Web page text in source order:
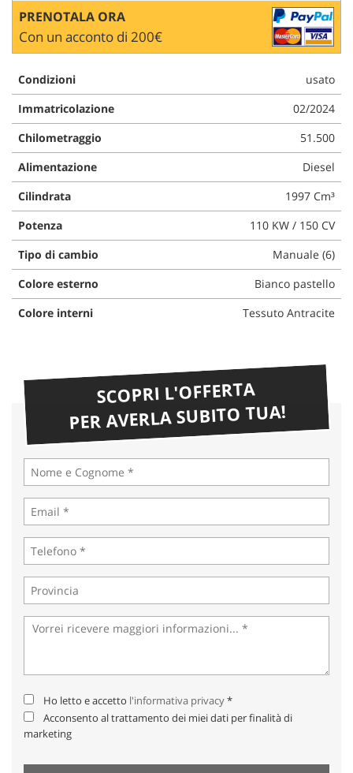
PRENOTALA ORA
Con un acconto di 200€
Condizioni
usato
Immatricolazione
02/2024
Chilometraggio
51.500
Alimentazione
Diesel
Cilindrata
1997 Cm³
Potenza
110 KW / 150 CV
Tipo di cambio
Manuale (6)
Colore esterno
Bianco pastello
Colore interni
Tessuto Antracite
SCOPRI L'OFFERTA
PER AVERLA SUBITO TUA!
Ho letto e accetto l'informativa privacy*
Acconsento al trattamento dei miei dati per finalità di
marketing